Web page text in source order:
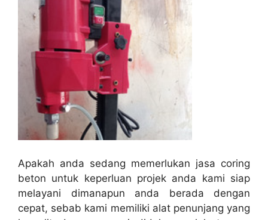
Apakah anda sedang memerlukan jasa coring
beton untuk keperluan projek anda kami siap
melayani dimanapun anda berada dengan
cepat, sebab kami memiliki alat penunjang yang